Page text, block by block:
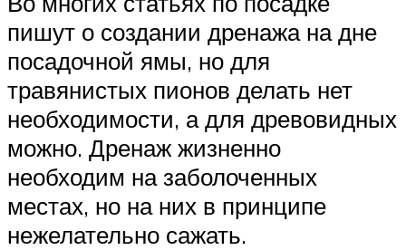
пишут о создании дренажа на дне
посадочной ямы, но для
травянистых пионов делать нет
необходимости, а для древовидных
можно. Дренаж жизненно
необходим на заболоченных
местах, но на них в принципе
нежелательно сажать.